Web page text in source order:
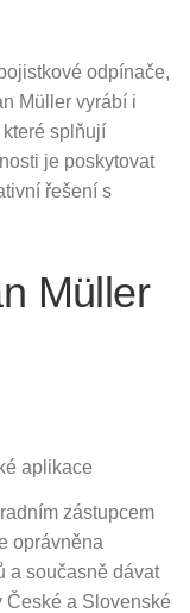
odpínače,
Müller vyrábí i
které splňují
je poskytovat
řešení s
Müller
aplikace
zástupcem
oprávněna
a současně dávat
České a Slovenské